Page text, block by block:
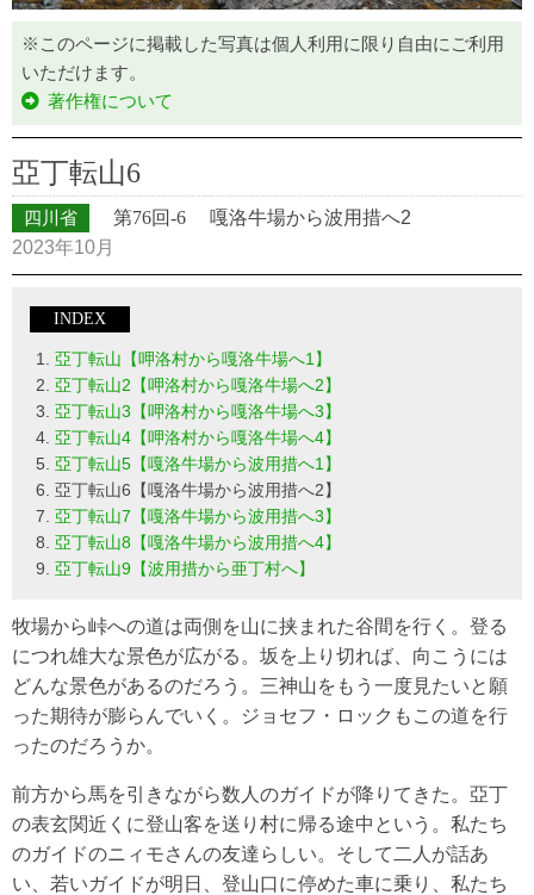
※このページに掲載した写真は個人利用に限り自由にご利用
いただけます。
著作権について
亞丁転山6
四川省 第76回-6
嘎洛牛場から波用措へ2
2023年10月
INDEX
亞丁転山【呷洛村から嘎洛牛場へ1】
亞丁転山2【呷洛村から嘎洛牛場へ2】
亞丁転山3【呷洛村から嘎洛牛場へ3】
亞丁転山4【呷洛村から嘎洛牛場へ4】
亞丁転山5【嘎洛牛場から波用措へ1】
亞丁転山6【嘎洛牛場から波用措へ2】
亞丁転山7【嘎洛牛場から波用措へ3】
亞丁転山8【嘎洛牛場から波用措へ4】
亞丁転山9【波用措から亜丁村へ】
牧場から峠への道は両側を山に挟まれた谷間を行く。登る
につれ雄大な景色が広がる。坂を上り切れば、向こうには
どんな景色があるのだろう。三神山をもう一度見たいと願
った期待が膨らんでいく。ジョセフ・ロックもこの道を行
ったのだろうか。
前方から馬を引きながら数人のガイドが降りてきた。亞丁
の表玄関近くに登山客を送り村に帰る途中という。私たち
のガイドのニィモさんの友達らしい。そして二人が話あ
い、若いガイドが明日、登山口に停めた車に乗り、私たち